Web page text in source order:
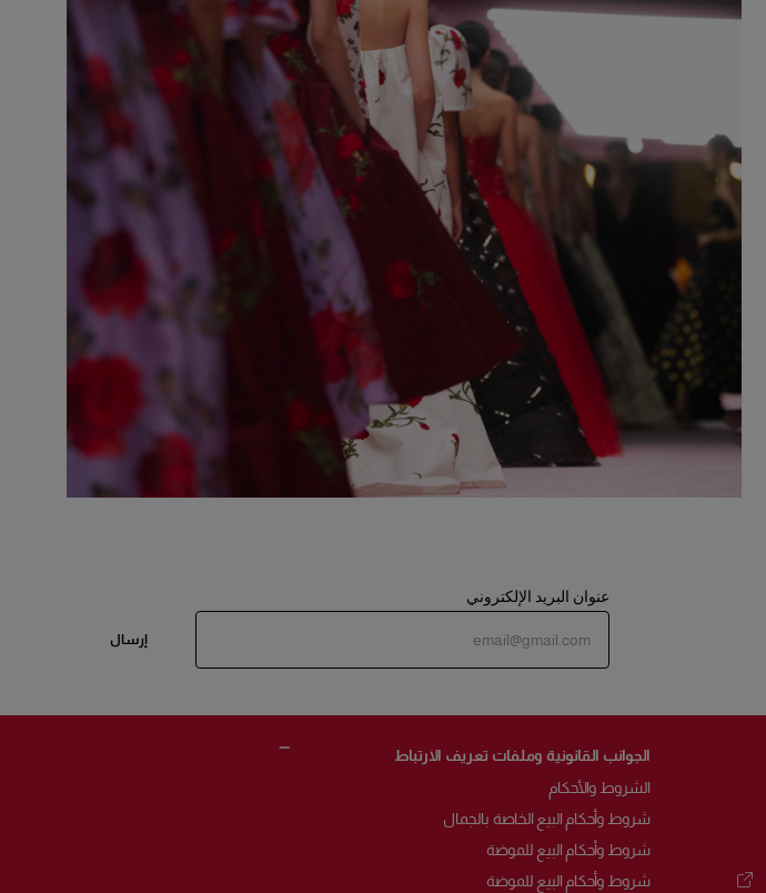
عنوان البريد الإلكتروني
إرسال
الجوانب القانونية وملفات تعريف الارتباط
الشروط والأحكام
شروط وأحكام البيع الخاصة بالجمال
شروط وأحكام البيع للموضة
شروط وأحكام البيع للموضة